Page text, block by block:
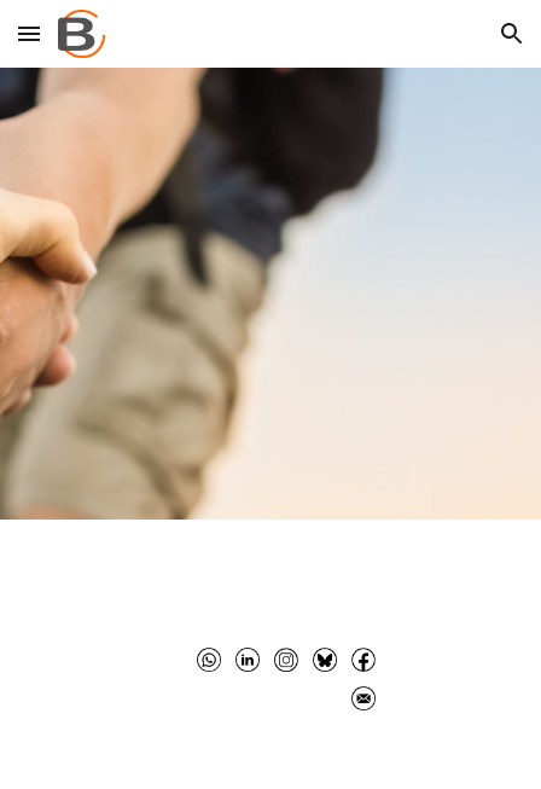
Skip to main content Skip to navigation